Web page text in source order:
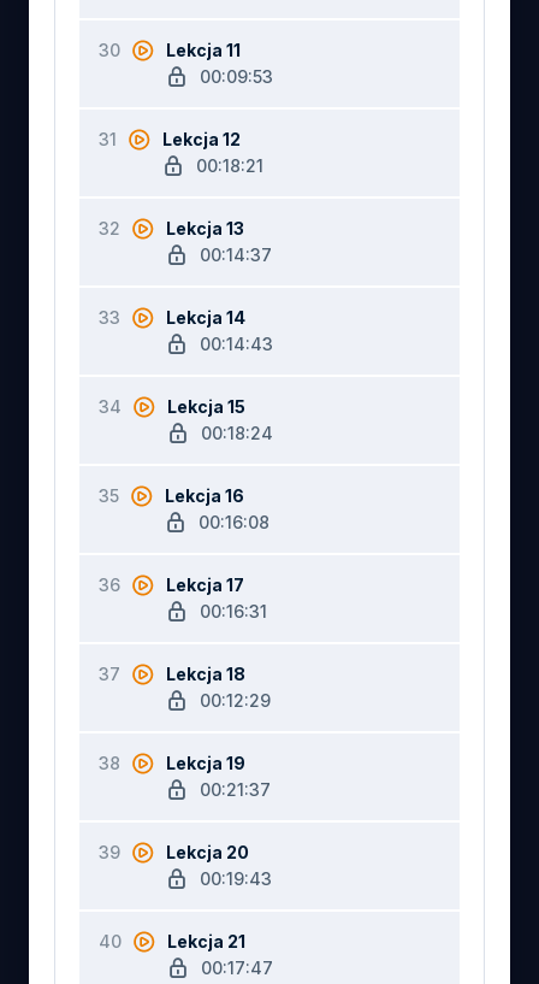
30
Lekcja 11
00:09:53
31
Lekcja 12
00:18:21
32
Lekcja 13
00:14:37
33
Lekcja 14
00:14:43
34
Lekcja 15
00:18:24
35
Lekcja 16
00:16:08
36
Lekcja 17
00:16:31
37
Lekcja 18
00:12:29
38
Lekcja 19
00:21:37
39
Lekcja 20
00:19:43
40
Lekcja 21
00:17:47